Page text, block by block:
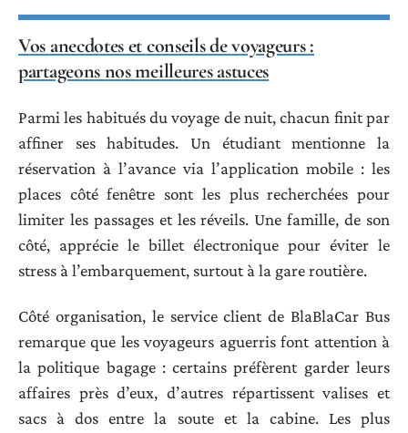
Vos anecdotes et conseils de voyageurs :
partageons nos meilleures astuces
Parmi les habitués du voyage de nuit, chacun finit par
affiner ses habitudes. Un étudiant mentionne la
réservation à l’avance via l’application mobile : les
places côté fenêtre sont les plus recherchées pour
limiter les passages et les réveils. Une famille, de son
côté, apprécie le billet électronique pour éviter le
stress à l’embarquement, surtout à la gare routière.
Côté organisation, le service client de BlaBlaCar Bus
remarque que les voyageurs aguerris font attention à
la politique bagage : certains préfèrent garder leurs
affaires près d’eux, d’autres répartissent valises et
sacs à dos entre la soute et la cabine. Les plus